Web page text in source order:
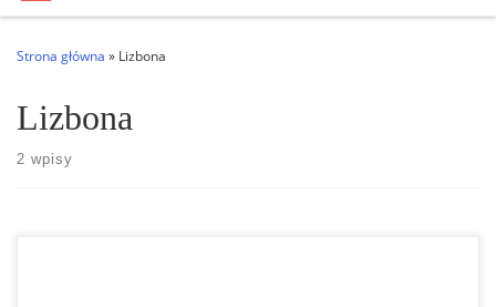
Strona główna » Lizbona
Lizbona
2 wpisy